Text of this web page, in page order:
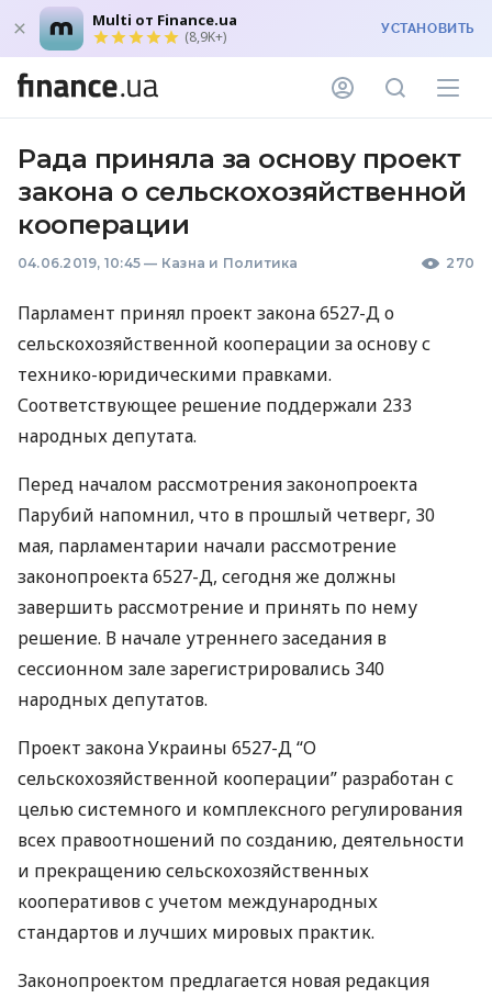
Multi от Finance.ua
(8,9K+) УСТАНОВИТЬ
Рада приняла за основу проект
закона о сельскохозяйственной
кооперации
04.06.2019, 10:45 — Казна и Политика 270
Парламент принял проект закона 6527-Д о
сельскохозяйственной кооперации за основу с
технико-юридическими правками.
Соответствующее решение поддержали 233
народных депутата.
Перед началом рассмотрения законопроекта
Парубий напомнил, что в прошлый четверг, 30
мая, парламентарии начали рассмотрение
законопроекта 6527-Д, сегодня же должны
завершить рассмотрение и принять по нему
решение. В начале утреннего заседания в
сессионном зале зарегистрировались 340
народных депутатов.
Проект закона Украины 6527-Д “О
сельскохозяйственной кооперации” разработан с
целью системного и комплексного регулирования
всех правоотношений по созданию, деятельности
и прекращению сельскохозяйственных
кооперативов с учетом международных
стандартов и лучших мировых практик.
Законопроектом предлагается новая редакция